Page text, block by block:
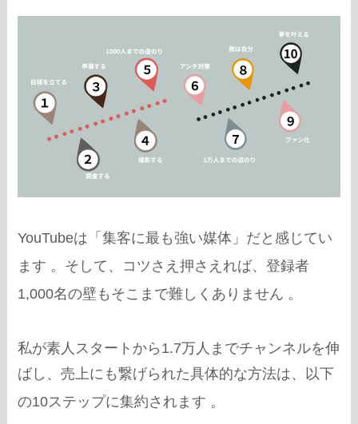
YouTubeは「集客に最も強い媒体」だと感じてい
ます 。そして、コツさえ押さえれば、登録者
1,000名の壁もそこまで難しくありません 。
私が素人スタートから1.7万人までチャンネルを伸
ばし、売上にも繋げられた具体的な方法は、以下
の10ステップに集約されます 。